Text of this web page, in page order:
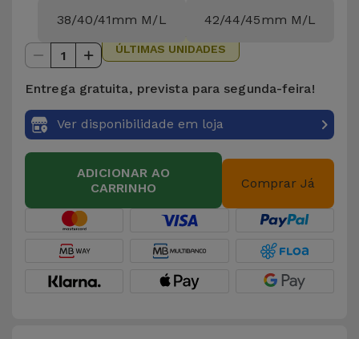
Localizadores
Mobilidade,
Auto e
Bicicleta
Acessórios
Tablet
38/40/41mm M/L 42/44/45mm M/L
1 ÚLTIMAS UNIDADES
Entrega gratuita, prevista para segunda-feira!
Ver disponibilidade em loja
ADICIONAR AO
CARRINHO
Comprar Já